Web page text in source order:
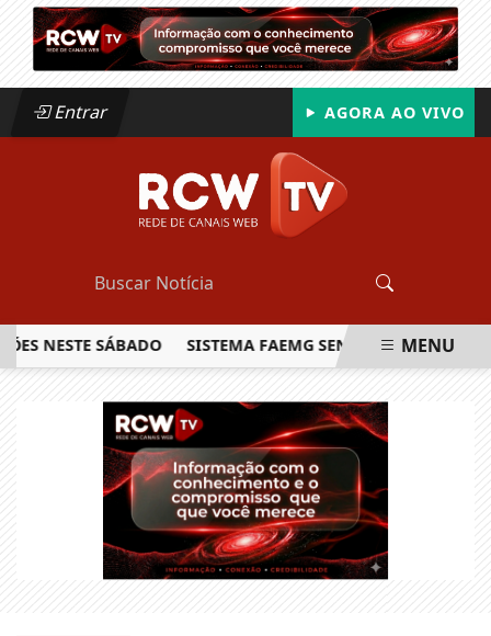
Entrar AGORA AO VIVO
SÁBADO SISTEMA FAEMG SENAR LANÇA OMENU